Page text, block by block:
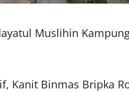
Muslihin
Kanit Binmas Bripka